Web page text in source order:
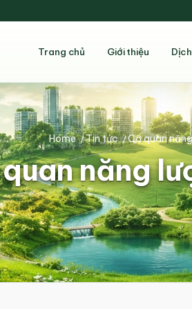
Trang chủ Giới thiệu
năng
Home /Tin tức /Cơ quan